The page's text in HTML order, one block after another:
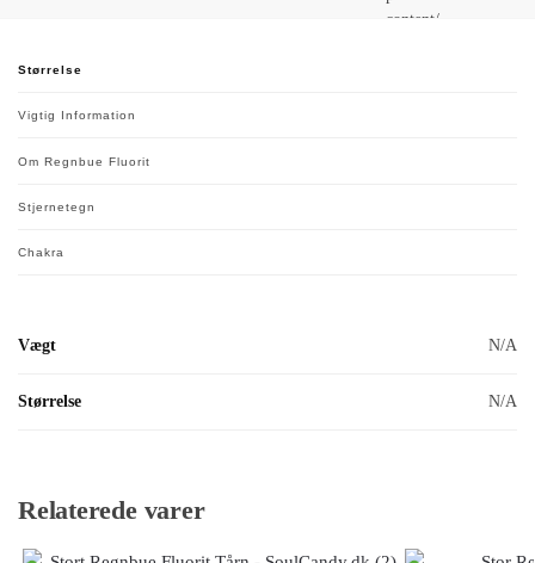
Størrelse
Vigtig Information
Om Regnbue Fluorit
Stjernetegn
Chakra
Vægt N/A
Størrelse N/A
Relaterede varer